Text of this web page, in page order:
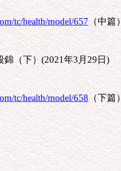
tc/health/model/657 （中篇）
（下）(2021年3月29日)
tc/health/model/658 （下篇）